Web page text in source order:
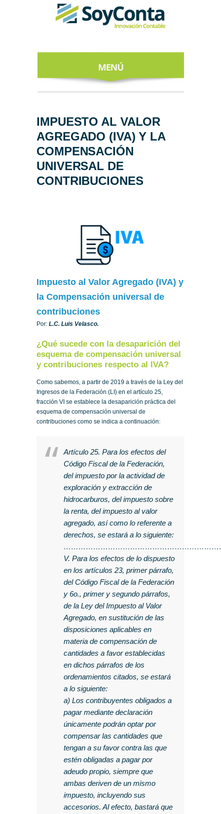
ACERCA DE
NUESTROS
EXPERTOS
TODO SOBRE
EL CFDI 4.0
IMPUESTO AL VALOR
AGREGADO (IVA) Y LA
COMPENSACIÓN
UNIVERSAL DE
CONTRIBUCIONES
Impuesto al Valor Agregado (IVA) y
la Compensación universal de
contribuciones
Por: L.C. Luis Velasco.
¿Qué sucede con la desaparición del
esquema de compensación universal
y contribuciones respecto al IVA?
Como sabemos, a partir de 2019 a través de la Ley del
Ingresos de la Federación (LI) en el artículo 25,
fracción VI se establece la desaparición práctica del
esquema de compensación universal de
contribuciones como se indica a continuación:
Artículo 25. Para los efectos del
Código Fiscal de la Federación,
del impuesto por la actividad de
exploración y extracción de
hidrocarburos, del impuesto sobre
la renta, del impuesto al valor
agregado, así como lo referente a
derechos, se estará a lo siguiente:
V. Para los efectos de lo dispuesto
en los artículos 23, primer párrafo,
del Código Fiscal de la Federación
y 6o., primer y segundo párrafos,
de la Ley del Impuesto al Valor
Agregado, en sustitución de las
disposiciones aplicables en
materia de compensación de
cantidades a favor establecidas
en dichos párrafos de los
ordenamientos citados, se estará
a lo siguiente:
a) Los contribuyentes obligados a
pagar mediante declaración
únicamente podrán optar por
compensar las cantidades que
tengan a su favor contra las que
estén obligadas a pagar por
adeudo propio, siempre que
ambas deriven de un mismo
impuesto, incluyendo sus
accesorios. Al efecto, bastará que